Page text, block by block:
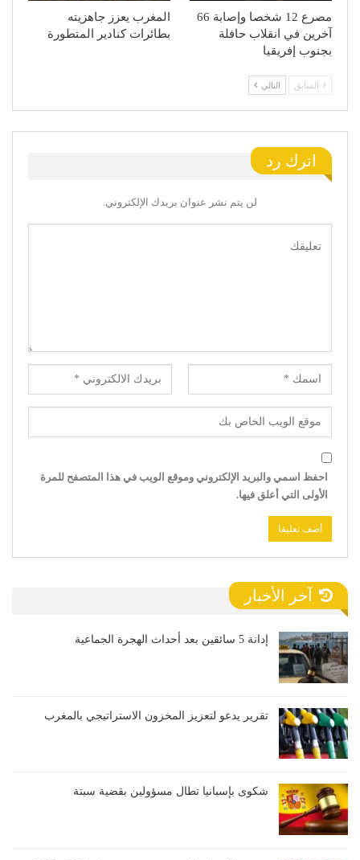
مصرع 12 شخصا وإصابة 66
آخرين في انقلاب حافلة
بجنوب إفريقيا
المغرب يعزز جاهزيته
بطائرات كنادير المتطورة
السابق التالي
اترك رد
لن يتم نشر عنوان بريدك الإلكتروني.
احفظ اسمي والبريد الإلكتروني وموقع الويب في هذا المتصفح للمرة
الأولى التي أعلق فيها.
آخر الأخبار
إدانة 5 سائقين بعد أحداث الهجرة الجماعية
تقرير يدعو لتعزيز المخزون الاستراتيجي بالمغرب
شكوى بإسبانيا تطال مسؤولين بقضية سبتة